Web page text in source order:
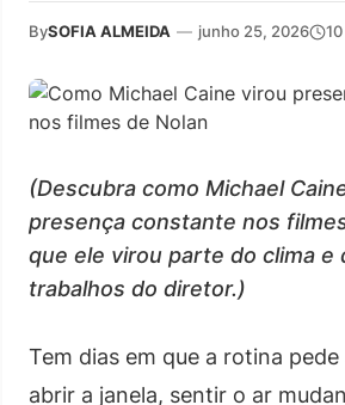
BySOFIA ALMEIDA — junho 25, 2026
(Descubra como Michael
presença constante nos
que ele virou parte do clima e
trabalhos do diretor.)
Tem dias em que a rotina pede
abrir a janela, sentir o ar